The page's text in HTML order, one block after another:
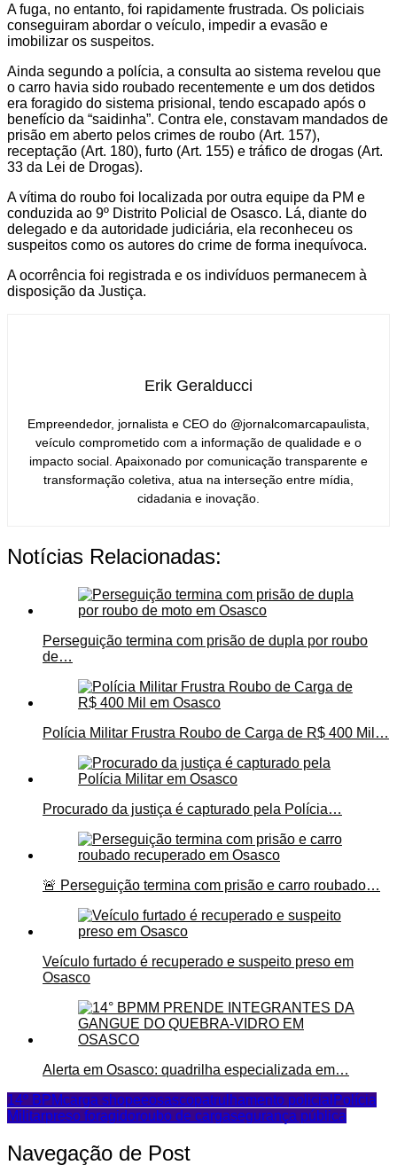
A fuga, no entanto, foi rapidamente frustrada. Os policiais
conseguiram abordar o veículo, impedir a evasão e
imobilizar os suspeitos.
Ainda segundo a polícia, a consulta ao sistema revelou que
o carro havia sido roubado recentemente e um dos detidos
era foragido do sistema prisional, tendo escapado após o
benefício da “saidinha”. Contra ele, constavam mandados de
prisão em aberto pelos crimes de roubo (Art. 157),
receptação (Art. 180), furto (Art. 155) e tráfico de drogas (Art.
33 da Lei de Drogas).
A vítima do roubo foi localizada por outra equipe da PM e
conduzida ao 9º Distrito Policial de Osasco. Lá, diante do
delegado e da autoridade judiciária, ela reconheceu os
suspeitos como os autores do crime de forma inequívoca.
A ocorrência foi registrada e os indivíduos permanecem à
disposição da Justiça.
Erik Geralducci
Empreendedor, jornalista e CEO do @jornalcomarcapaulista,
veículo comprometido com a informação de qualidade e o
impacto social. Apaixonado por comunicação transparente e
transformação coletiva, atua na interseção entre mídia,
cidadania e inovação.
Notícias Relacionadas:
Perseguição termina com prisão de dupla por roubo
de…
Polícia Militar Frustra Roubo de Carga de R$ 400 Mil…
Procurado da justiça é capturado pela Polícia…
🚨 Perseguição termina com prisão e carro roubado…
Veículo furtado é recuperado e suspeito preso em
Osasco
Alerta em Osasco: quadrilha especializada em…
14º BPMcarga shopeeosascopatrulhamento policial Polícia
Militarpreso foragidoroubo de cargasegurança pública
Navegação de Post